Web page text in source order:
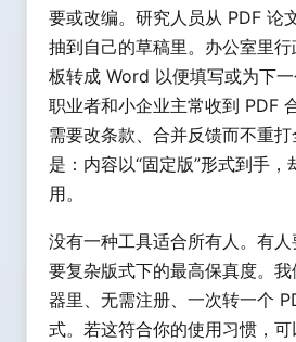
要或改编。研究人员从 PDF 论
抽到自己的草稿里。办公室里
板转成 Word 以便填写或为下
职业者和小企业主常收到 PDF
需要改条款、合并反馈而不重
是：内容以“固定版”形式到手，
用。
没有一种工具适合所有人。有
要复杂版式下的最高保真度。
器里、无需注册、一次转一个
式。若这符合你的使用习惯，